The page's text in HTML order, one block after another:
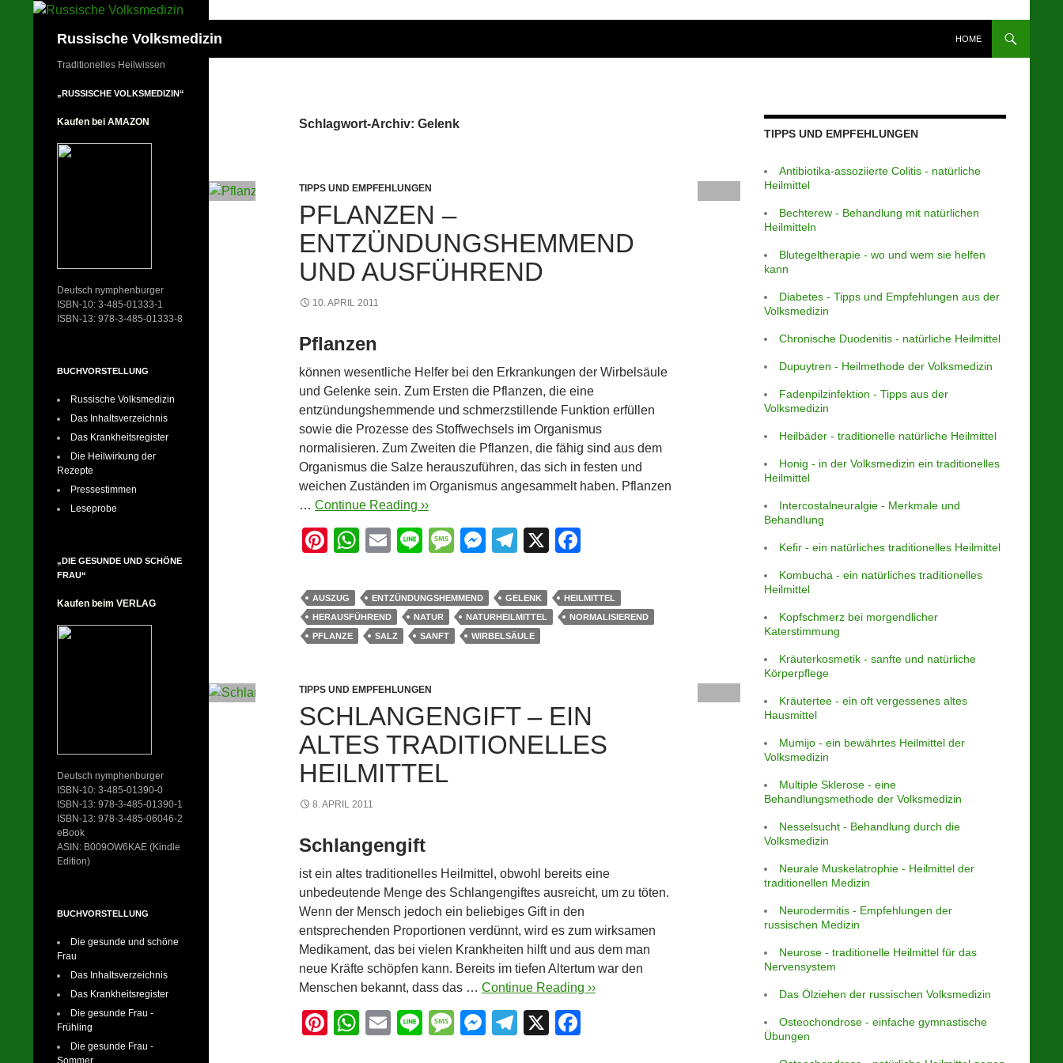
Russische Volksmedizin HOME
Schlagwort-Archiv: Gelenk
TIPPS UND EMPFEHLUNGEN
PFLANZEN –
ENTZÜNDUNGSHEMMEND
UND AUSFÜHREND
10. APRIL 2011
Pflanzen
können wesentliche Helfer bei den Erkrankungen der Wirbelsäule
und Gelenke sein. Zum Ersten die Pflanzen, die eine
entzündungshemmende und schmerzstillende Funktion erfüllen
sowie die Prozesse des Stoffwechsels im Organismus
normalisieren. Zum Zweiten die Pflanzen, die fähig sind aus dem
Organismus die Salze herauszuführen, das sich in festen und
weichen Zuständen im Organismus angesammelt haben. Pflanzen
… Continue Reading ››
Pi
er
e
st
W
at
s
A
p
E
ail
Li
e
M
ss
a
g
M
ss
e
n
T
e
gr
a
X
c
e
k
AUSZUG ENTZÜNDUNGSHEMMEND GELENK
HEILMITTEL
HERAUSFÜHREND
NATUR NATURHEILMITTEL
NORMALISIEREND
PFLANZE
SALZ SANFT WIRBELSÄULE
TIPPS UND EMPFEHLUNGEN
SCHLANGENGIFT – EIN
ALTES TRADITIONELLES
HEILMITTEL
8. APRIL 2011
Schlangengift
ist ein altes traditionelles Heilmittel, obwohl bereits eine
unbedeutende Menge des Schlangengiftes ausreicht, um zu töten.
Wenn der Mensch jedoch ein beliebiges Gift in den
entsprechenden Proportionen verdünnt, wird es zum wirksamen
Medikament, das bei vielen Krankheiten hilft und aus dem man
neue Kräfte schöpfen kann. Bereits im tiefen Altertum war den
Menschen bekannt, dass das … Continue Reading ››
Pi
W
E
Li
M
M
T
X
TIPPS UND EMPFEHLUNGEN
Antibiotika-assoziierte Colitis - natürliche
Heilmittel
Bechterew - Behandlung mit natürlichen
Heilmitteln
Blutegeltherapie - wo und wem sie helfen
kann
Diabetes - Tipps und Empfehlungen aus der
Volksmedizin
Chronische Duodenitis - natürliche Heilmittel
Dupuytren - Heilmethode der Volksmedizin
Fadenpilzinfektion - Tipps aus der
Volksmedizin
Heilbäder - traditionelle natürliche Heilmittel
Honig - in der Volksmedizin ein traditionelles
Heilmittel
Intercostalneuralgie - Merkmale und
Behandlung
Kefir - ein natürliches traditionelles Heilmittel
Kombucha - ein natürliches traditionelles
Heilmittel
Kopfschmerz bei morgendlicher
Katerstimmung
Kräuterkosmetik - sanfte und natürliche
Körperpflege
Kräutertee - ein oft vergessenes altes
Hausmittel
Mumijo - ein bewährtes Heilmittel der
Volksmedizin
Multiple Sklerose - eine
Behandlungsmethode der Volksmedizin
Nesselsucht - Behandlung durch die
Volksmedizin
Neurale Muskelatrophie - Heilmittel der
traditionellen Medizin
Neurodermitis - Empfehlungen der
russischen Medizin
Neurose - traditionelle Heilmittel für das
Nervensystem
Das Ölziehen der russischen Volksmedizin
Osteochondrose - einfache gymnastische
Übungen
Traditionelles Heilwissen
„RUSSISCHE VOLKSMEDIZIN“
Kaufen bei AMAZON
Deutsch nymphenburger
ISBN-10: 3-485-01333-1
ISBN-13: 978-3-485-01333-8
BUCHVORSTELLUNG
Russische Volksmedizin
Das Inhaltsverzeichnis
Das Krankheitsregister
Die Heilwirkung der
Rezepte
Pressestimmen
Leseprobe
„DIE GESUNDE UND SCHÖNE
FRAU“
Kaufen beim VERLAG
Deutsch nymphenburger
ISBN-10: 3-485-01390-0
ISBN-13: 978-3-485-01390-1
ISBN-13: 978-3-485-06046-2
eBook
ASIN: B009OW6KAE (Kindle
Edition)
BUCHVORSTELLUNG
Die gesunde und schöne
Frau
Das Inhaltsverzeichnis
Das Krankheitsregister
Die gesunde Frau -
Frühling
Die gesunde Frau -
Sommer